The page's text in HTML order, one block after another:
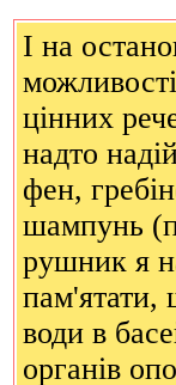
І на
цінних
надто
фен,
шампунь
рушник я
пам'ятати,
води в
органів